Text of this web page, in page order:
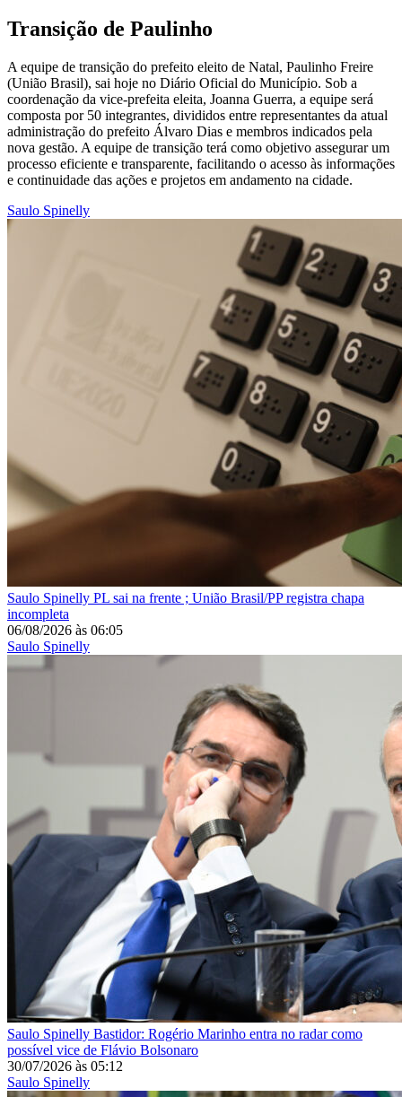
Transição de Paulinho
A equipe de transição do prefeito eleito de Natal, Paulinho Freire
(União Brasil), sai hoje no Diário Oficial do Município. Sob a
coordenação da vice-prefeita eleita, Joanna Guerra, a equipe será
composta por 50 integrantes, divididos entre representantes da atual
administração do prefeito Álvaro Dias e membros indicados pela
nova gestão. A equipe de transição terá como objetivo assegurar um
processo eficiente e transparente, facilitando o acesso às informações
e continuidade das ações e projetos em andamento na cidade.
Saulo Spinelly
Saulo Spinelly PL sai na frente ; União Brasil/PP registra chapa
incompleta
06/08/2026 às 06:05
Saulo Spinelly
Saulo Spinelly Bastidor: Rogério Marinho entra no radar como
possível vice de Flávio Bolsonaro
30/07/2026 às 05:12
Saulo Spinelly